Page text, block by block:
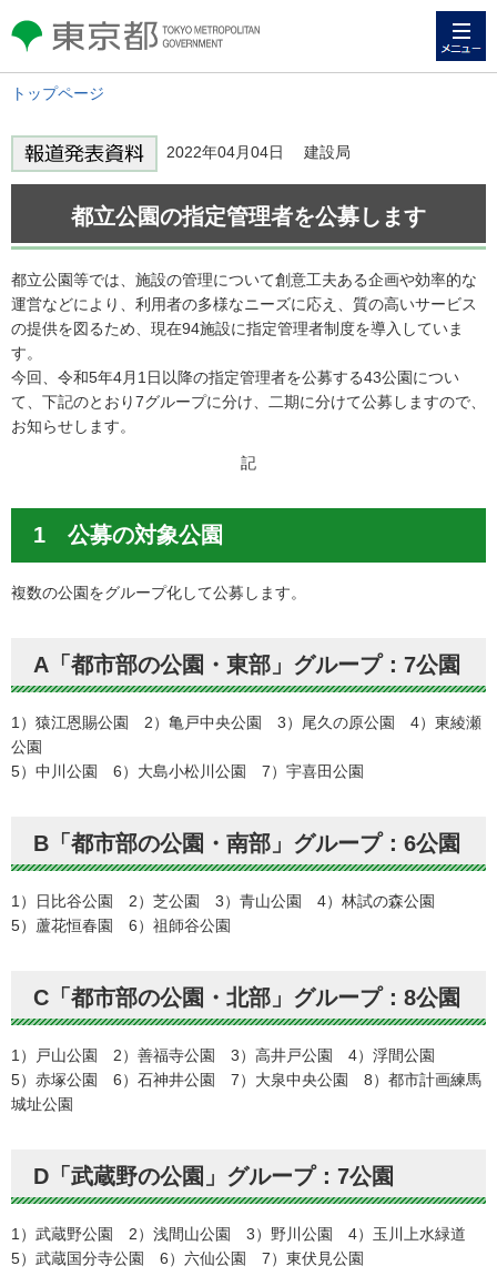
東京都 TOKYO METROPOLITAN
GOVERNMENT
トップページ
2022年04月04日 建設局
都立公園の指定管理者を公募します
都立公園等では、施設の管理について創意工夫ある企画や効率的な
運営などにより、利用者の多様なニーズに応え、質の高いサービス
の提供を図るため、現在94施設に指定管理者制度を導入していま
す。
今回、令和5年4月1日以降の指定管理者を公募する43公園につい
て、下記のとおり7グループに分け、二期に分けて公募しますので、
お知らせします。
記
1 公募の対象公園
複数の公園をグループ化して公募します。
A「都市部の公園・東部」グループ：7公園
1）猿江恩賜公園 2）亀戸中央公園 3）尾久の原公園 4）東綾瀬
公園
5）中川公園 6）大島小松川公園 7）宇喜田公園
B「都市部の公園・南部」グループ：6公園
1）日比谷公園 2）芝公園 3）青山公園 4）林試の森公園
5）蘆花恒春園 6）祖師谷公園
C「都市部の公園・北部」グループ：8公園
1）戸山公園 2）善福寺公園 3）高井戸公園 4）浮間公園
5）赤塚公園 6）石神井公園 7）大泉中央公園 8）都市計画練馬
城址公園
D「武蔵野の公園」グループ：7公園
1）武蔵野公園 2）浅間山公園 3）野川公園 4）玉川上水緑道
5）武蔵国分寺公園 6）六仙公園 7）東伏見公園